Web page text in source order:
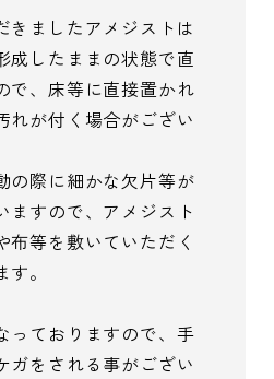
きましたアメジストは
成したままの状態で直
で、床等に直接置かれ
れが付く場合がござい
の際に細かな欠片等が
ますので、アメジスト
布等を敷いていただく
。
っておりますので、手
ガをされる事がござい